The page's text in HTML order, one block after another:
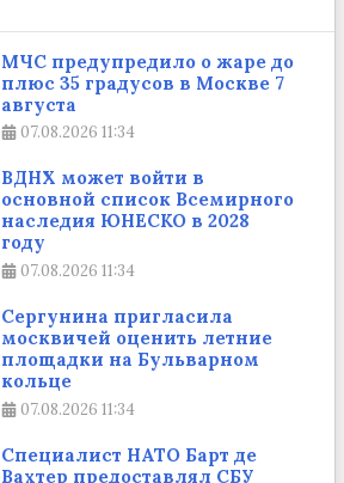
МЧС предупредило о жаре до
плюс 35 градусов в Москве 7
августа
07.08.2026 11:34
ВДНХ может войти в
основной список Всемирного
наследия ЮНЕСКО в 2028
году
07.08.2026 11:34
Сергунина пригласила
москвичей оценить летние
площадки на Бульварном
кольце
07.08.2026 11:34
Cпециалист НАТО Барт де
Вахтер предоставлял СБУ